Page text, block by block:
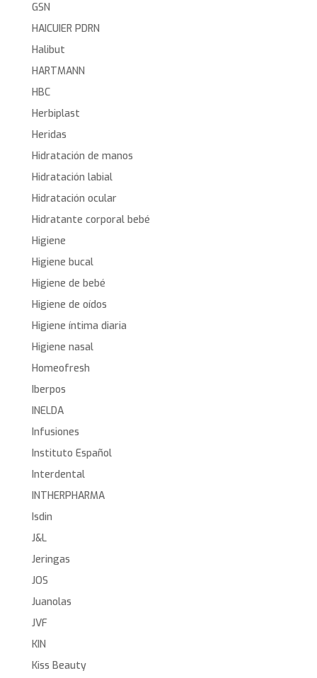
GSN
HAICUIER PDRN
Halibut
HARTMANN
HBC
Herbiplast
Heridas
Hidratación de manos
Hidratación labial
Hidratación ocular
Hidratante corporal bebé
Higiene
Higiene bucal
Higiene de bebé
Higiene de oídos
Higiene íntima diaria
Higiene nasal
Homeofresh
Iberpos
INELDA
Infusiones
Instituto Español
Interdental
INTHERPHARMA
Isdin
J&L
Jeringas
JOS
Juanolas
JVF
KIN
Kiss Beauty